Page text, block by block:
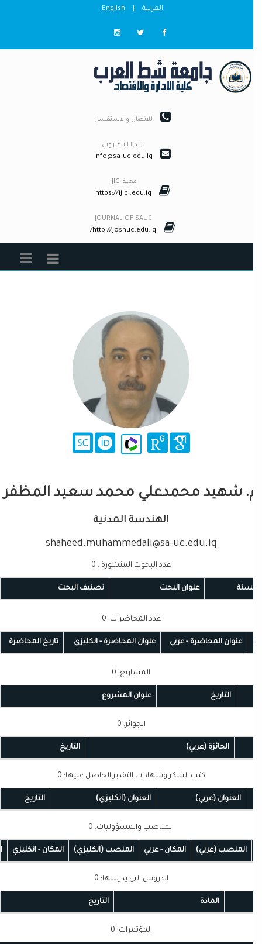
العربية |
English
للاتصال والاستفسار
بريدنا الالكتروني
info@sa-uc.edu.iq
مجلة IJICI
https://ijici.edu.iq
JOURNAL OF SAUC
http://joshuc.edu.iq/
شهيد محمدعلي محمد سعيد المظفر
الهندسة المدنية
shaheed.muhammedali@sa-uc.edu.iq
عدد البحوث المنشورة : 0
عنوان البحث تصنيف البحث
عدد المحاضرات: 0
عنوان المحاضرة - عربي عنوان المحاضرة - انكليزي تاريخ المحاضرة
المشاريع: 0
التاريخ عنوان المشروع
الجوائز: 0
الجائزة (عربي) التاريخ
كتب الشكر وشهادات التقدير الحاصل عليها: 0
العنوان (عربي) العنوان (انكليزي) التاريخ
المناصب والمسؤوليات: 0
المنصب (عربي) المكان - عربي المنصب (انكليزي) المكان - انكليزي
الدروس التي يدرسها: 0
المادة التاريخ
المؤتمرات: 0